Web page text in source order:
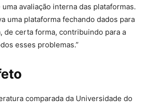
avaliação interna das plataformas.
uma plataforma fechando dados para
de certa forma, contribuindo para a
esses problemas.”
comparada da Universidade do